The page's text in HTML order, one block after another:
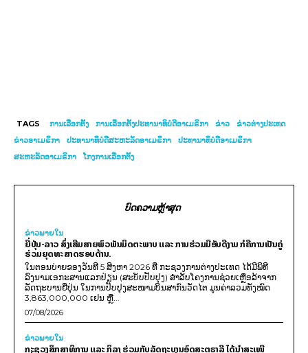
TAGS ການ​ເລືອກ​ຕັ້ງ ການເລືອກຕັ້ງປະທານາທິບໍດີອາເມຣິກາ ຂ່າວ
ຂ່າວ​ຕ່າງ​ປະເທດ
ຂ່າວອາເມຣິກາ
ປະທານາທິບໍດີສະຫະລັດອາເມຣິກາ
ປະທານາທິບໍດີອາເມຣິກາ
ສະຫະລັດອາເມຣິກາ
ໂກງການເລືອກຕັ້ງ
ບົດຄວາມຫຼ້າສຸດ
ຂ່າວພາຍ​ໃນ
ຍີ່ປຸ່ນ-ລາວ ສົ່ງເສີມສາຍພົວພັນມິດຕະພາບ ແລະ ການຮ່ວມມືອັນດີງາມ ກໍຄືການເປັນຄູ່
ຮ່ວມຍຸດທະສາດຮອບດ້ານ.
ໃນຕອນບ່າຍຂອງວັນທີ 5 ສິງຫາ 2026 ທີ່ ກະຊວງການຕ່າງປະເທດ ໄດ້ມີພິທີ
ລົງນາມເອກະສານແລກປ່ຽນ (ສະບັບປັບປຸງ) ສໍາລັບໂຄງການຊ່ວຍເຫຼືອລ້າຈາກ
ລັດຖະບານຍີ່ປຸ່ນ ໃນການປັບປຸງສະໜາມບິນສາກົນວັດໄຕ ມູນຄ່າລວມທັງໝົດ
3,863,000,000 ເຢນ ຫຼື...
07/08/2026
ຂ່າວພາຍ​ໃນ
ກະຊວງສຶກສາທິການ ແລະ ກິລາ ຮ່ວມກັບລັດຖະບານອົດສະຕຣາລີ ໄດ້ນຳສະເໜີ